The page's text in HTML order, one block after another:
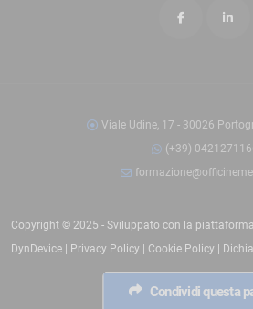
Viale Udine, 17 - 30026
(+39)
Copyright © 2025 - Sviluppato con la
DynDevice |
Privacy Policy Cookie Policy
Condividi questa